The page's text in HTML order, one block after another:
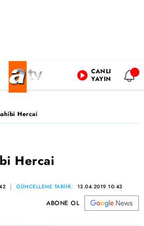
CANLI
YAYIN
Hercai
Hercai
GÜNCELLEME TARİHİ: 13.04.2019 10:43
ABONE OL